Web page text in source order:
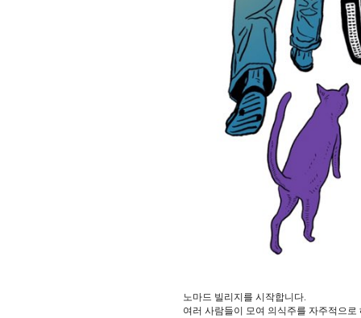
노마드 빌리지를 시작합니다.
여러 사람들이 모여 의식주를 자주적으